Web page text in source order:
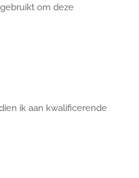
om deze
ik aan kwalificerende